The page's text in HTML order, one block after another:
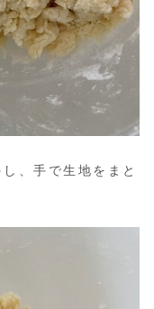
、手で生地をまと